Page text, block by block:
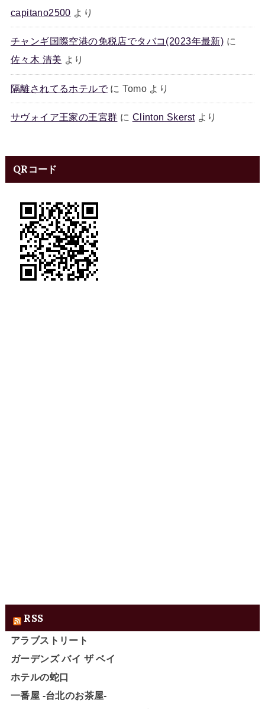
capitano2500 より
チャンギ国際空港の免税店でタバコ(2023年最新) に
佐々木 清美 より
隔離されてるホテルでにTomoより
サヴォイア王家の王宮群 に Clinton Skerstより
QRコード
RSS
アラブストリート
ガーデンズ バイ ザ ベイ
ホテルの蛇口
一番屋 -台北のお茶屋-